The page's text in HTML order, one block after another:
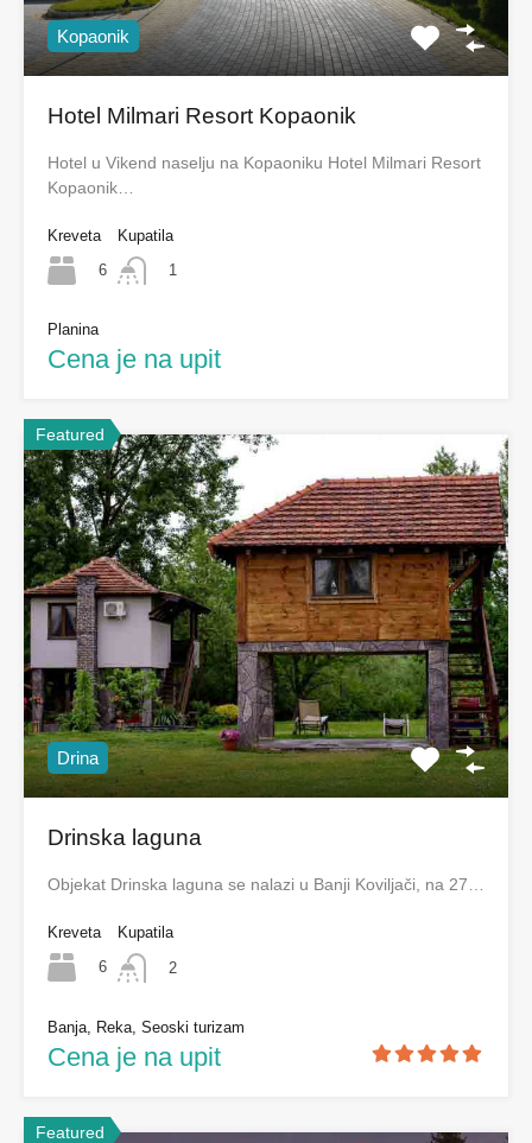
Kopaonik
Hotel Milmari Resort Kopaonik
Hotel u Vikend naselju na Kopaoniku Hotel Milmari Resort
Kopaonik…
Kreveta
6
Kupatila
1
Planina
Cena je na upit
Featured
Drina
Drinska laguna
Objekat Drinska laguna se nalazi u Banji Koviljači, na 27…
Kreveta
6
Kupatila
2
Banja, Reka, Seoski turizam
Cena je na upit
Featured